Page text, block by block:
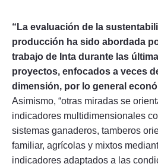
“La evaluación de la
producción ha sido abordada
trabajo de Inta durante las
proyectos, enfocados a veces
dimensión, por lo general
Asimismo, “otras miradas se
indicadores multidimensionales
sistemas ganaderos, tamberos
familiar, agrícolas y mixtos
indicadores adaptados a las